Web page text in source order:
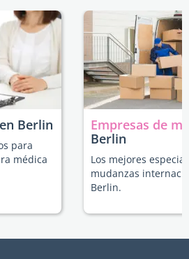
en Berlin
para
médica
Empresas de
Berlin
Los mejores
mudanzas
Berlin.